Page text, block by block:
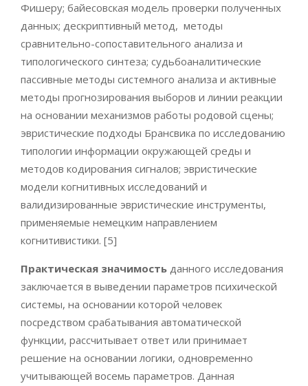
Фишеру; байесовская модель проверки полученных
данных; дескриптивный метод, методы
сравнительно-сопоставительного анализа и
типологического синтеза; судьбоаналитические
пассивные методы системного анализа и активные
методы прогнозирования выборов и линии реакции
на основании механизмов работы родовой сцены;
эвристические подходы Брансвика по исследованию
типологии информации окружающей среды и
методов кодирования сигналов; эвристические
модели когнитивных исследований и
валидизированные эвристические инструменты,
применяемые немецким направлением
когнитивистики. [5]
Практическая значимость данного исследования
заключается в выведении параметров психической
системы, на основании которой человек
посредством срабатывания автоматической
функции, рассчитывает ответ или принимает
решение на основании логики, одновременно
учитывающей восемь параметров. Данная